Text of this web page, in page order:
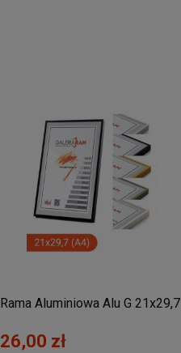
Rama Aluminiowa Alu G 21x29,7
26,00 zł